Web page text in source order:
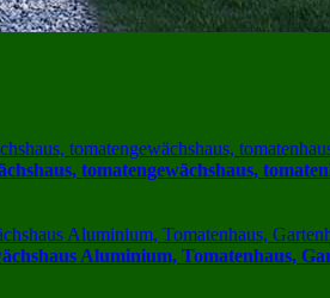
tomatengewächshaus,
Aluminium, Tomatenhaus,